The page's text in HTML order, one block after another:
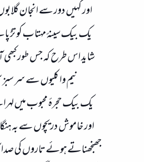
اور کہیں دور سے انجان
یک بیک سینۂ مہتاب کو
شاید اس طرح کہ جس طور
نیم وا کلیوں سے سر
یک بیک حجرۂ محبوب میں
اور خاموش دریچوں سے بہ
جھنجھناتے ہوئے تاروں کی